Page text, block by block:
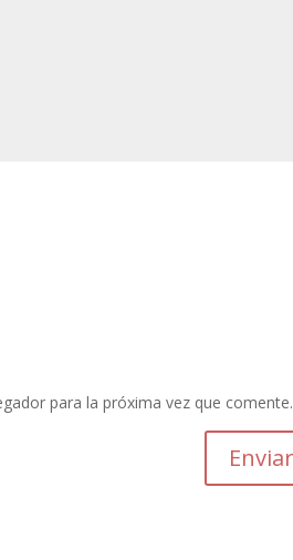
para la próxima vez que comente.